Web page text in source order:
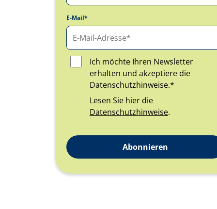
E-Mail*
Ich möchte Ihren Newsletter
erhalten und akzeptiere die
Datenschutzhinweise.*
Lesen Sie hier die
Datenschutzhinweise.
Abonnieren